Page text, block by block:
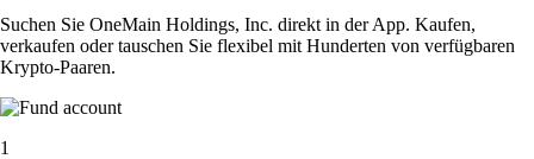
Suchen Sie OneMain Holdings, Inc. direkt in der App. Kaufen,
verkaufen oder tauschen Sie flexibel mit Hunderten von verfügbaren
Krypto-Paaren.
1